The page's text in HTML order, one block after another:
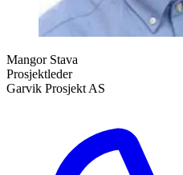
Mangor Stava
Prosjektleder
Garvik Prosjekt AS